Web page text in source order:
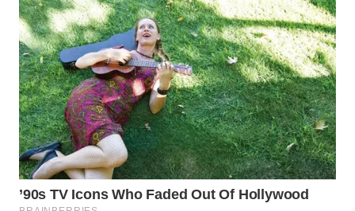
WN
BINTAN
WN
MANDALIKA
WN
LIKUPANG